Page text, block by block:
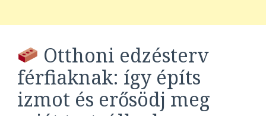
Otthoni edzésterv
férfiaknak: így építs
izmot és erősödj meg